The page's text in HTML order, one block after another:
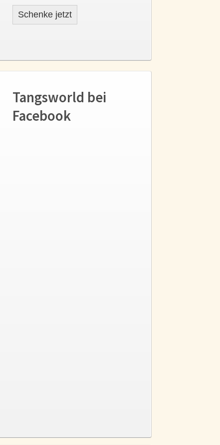
Schenke jetzt
Tangsworld bei
Facebook